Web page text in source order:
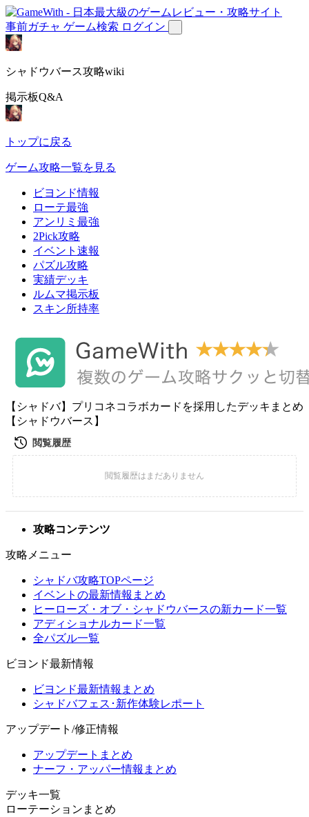
事前ガチャ ゲーム検索 ログイン
シャドウバース攻略wiki
掲示板Q&A
トップに戻る
ゲーム攻略一覧を見る
ビヨンド情報
ローテ最強
アンリミ最強
2Pick攻略
イベント速報
パズル攻略
実績デッキ
ルムマ掲示板
スキン所持率
【シャドバ】プリコネコラボカードを採用したデッキまとめ
【シャドウバース】
攻略コンテンツ
攻略メニュー
シャドバ攻略TOPページ
イベントの最新情報まとめ
ヒーローズ・オブ・シャドウバースの新カード一覧
アディショナルカード一覧
全パズル一覧
ビヨンド最新情報
ビヨンド最新情報まとめ
シャドバフェス･新作体験レポート
アップデート/修正情報
アップデートまとめ
ナーフ・アッパー情報まとめ
デッキ一覧
ローテーションまとめ